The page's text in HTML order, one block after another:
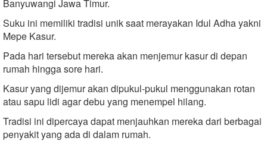
Banyuwangi Jawa Timur.
Suku ini memiliki tradisi unik saat merayakan Idul Adha yakni
Mepe Kasur.
Pada hari tersebut mereka akan menjemur kasur di depan
rumah hingga sore hari.
Kasur yang dijemur akan dipukul-pukul menggunakan rotan
atau sapu lidi agar debu yang menempel hilang.
Tradisi ini dipercaya dapat menjauhkan mereka dari berbagai
penyakit yang ada di dalam rumah.